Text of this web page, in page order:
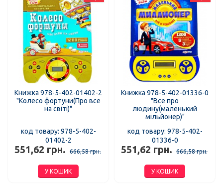
Книжка 978-5-402-01402-2
"Колесо фортуни(Про все
на світі)"
код товару: 978-5-402-
01402-2
551,62 грн. 666,58 грн.
У КОШИК
Книжка 978-5-402-01336-0
"Все про
людину(маленький
мільйонер)"
код товару: 978-5-402-
01336-0
551,62 грн. 666,58 грн.
У КОШИК